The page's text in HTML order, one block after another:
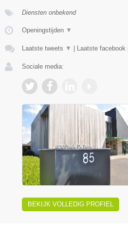
Diensten onbekend
Openingstijden ▼
Laatste tweets ▼ Laatste facebook
Sociale media:
BEKIJK VOLLEDIG PROFIEL